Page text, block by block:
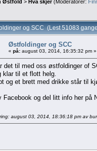
Østfold > Hva skjer(Moderatorer:
og SCC (Lest 51083
Østfoldinger og SCC
« på: august 03, 2014, 16:35:32 pm »
det til med oss østfoldinger of
klar til et flott helg.
og et brett med drikke står til
Facebook og del litt info her på
august 03, 2014, 18:36:18 pm av